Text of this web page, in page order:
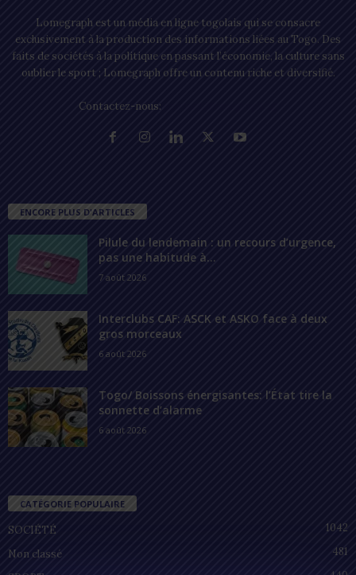
Lomegraph est un média en ligne togolais qui se consacre
exclusivement à la production des informations liées au Togo. Des
faits de sociétés à la politique en passant l’économie, la culture sans
oublier le sport ; Lomegraph offre un contenu riche et diversifié.
Contactez-nous:
ENCORE PLUS D'ARTICLES
Pilule du lendemain : un recours d’urgence,
pas une habitude à...
7 août 2026
Interclubs CAF: ASCK et ASKO face à deux
gros morceaux
6 août 2026
Togo/ Boissons énergisantes: l’État tire la
sonnette d’alarme
6 août 2026
CATÉGORIE POPULAIRE
SOCIÉTÉ
1042
Non classé
481